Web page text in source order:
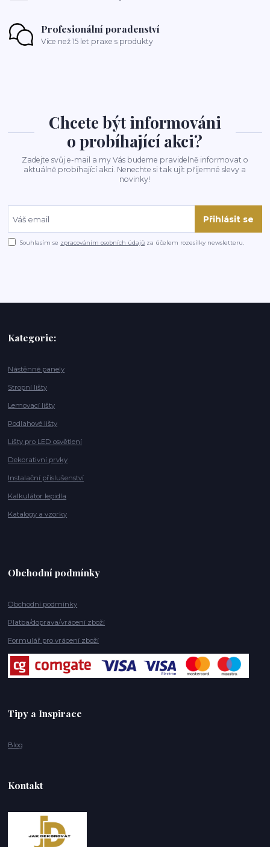
Profesionální poradenství
Více než 15 let praxe s produkty
Chcete být informováni
o probíhající akci?
Zadejte svůj e-mail a my Vás budeme pravidelně informovat o
aktuálně probíhající akci. Nenechte si tak ujít příjemné slevy a
novinky!
Přihlásit se
Souhlasím se zpracováním osobních údajů za účelem rozesílky newsletteru.
Kategorie:
Nástěnné panely
Stropní lišty
Lemovací lišty
Podlahové lišty
Lišty pro LED osvětlení
Dekorativní prvky
Instalační příslušenství
Kalkulátor lepidla
Katalogy a vzorky
Obchodní podmínky
Obchodní podmínky
Platba/doprava/vrácení zboží
Formulář pro vrácení zboží
Tipy a Inspirace
Blog
Kontakt